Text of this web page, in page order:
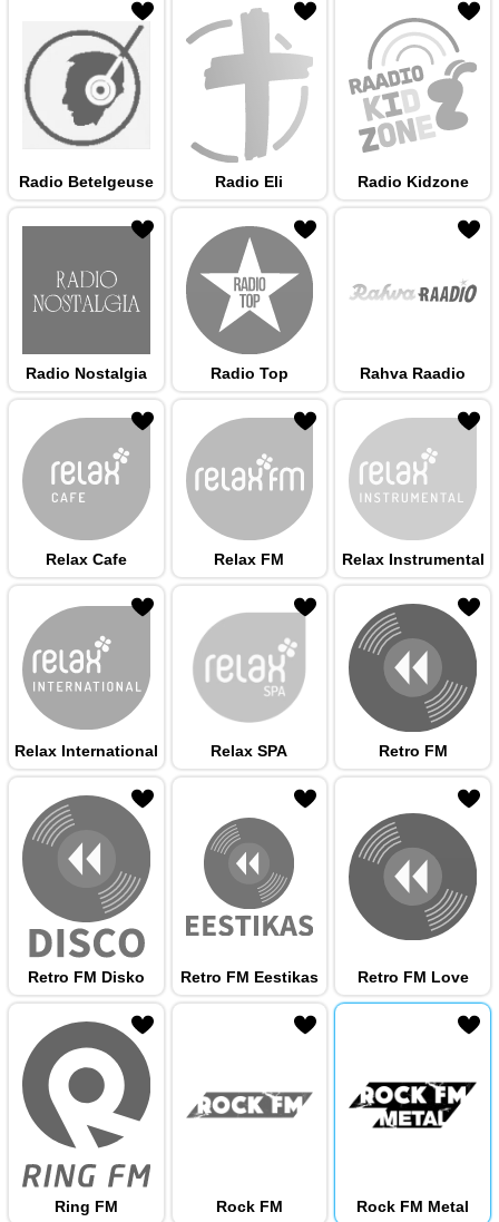
Radio Betelgeuse Radio Eli Radio Kidzone
Radio Nostalgia Radio Top Rahva Raadio
Relax Cafe Relax FM Relax Instrumental
Relax International Relax SPA Retro FM
Retro FM Disko Retro FM Eestikas Retro FM Love
Ring FM Rock FM Rock FM Metal